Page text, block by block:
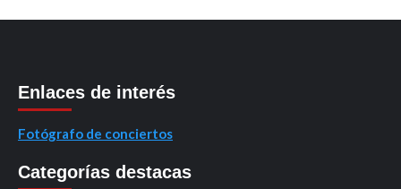
Enlaces de interés
Fotógrafo de conciertos
Categorías destacas